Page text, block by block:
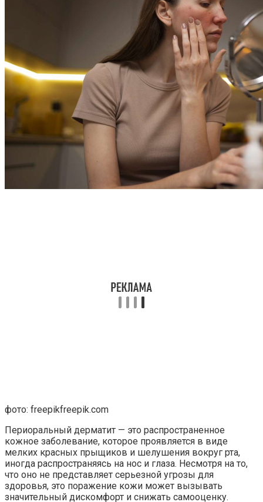
фото: freepikfreepik.com
Периоральный дерматит — это распространенное
кожное заболевание, которое проявляется в виде
мелких красных прыщиков и шелушения вокруг рта,
иногда распространяясь на нос и глаза. Несмотря на то,
что оно не представляет серьезной угрозы для
здоровья, это поражение кожи может вызывать
значительный дискомфорт и снижать самооценку.